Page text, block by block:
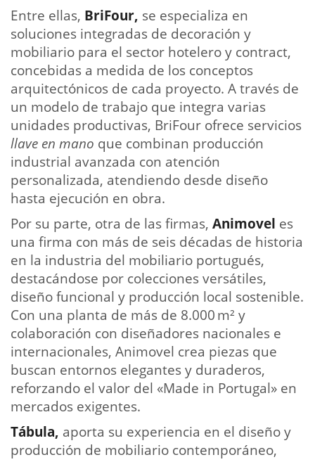
Entre ellas, BriFour, se especializa en
soluciones integradas de decoración y
mobiliario para el sector hotelero y contract,
concebidas a medida de los conceptos
arquitectónicos de cada proyecto. A través de
un modelo de trabajo que integra varias
unidades productivas, BriFour ofrece servicios
llave en mano que combinan producción
industrial avanzada con atención
personalizada, atendiendo desde diseño
hasta ejecución en obra.
Por su parte, otra de las firmas, Animovel es
una firma con más de seis décadas de historia
en la industria del mobiliario portugués,
destacándose por colecciones versátiles,
diseño funcional y producción local sostenible.
Con una planta de más de 8.000 m² y
colaboración con diseñadores nacionales e
internacionales, Animovel crea piezas que
buscan entornos elegantes y duraderos,
reforzando el valor del «Made in Portugal» en
mercados exigentes.
Tábula, aporta su experiencia en el diseño y
producción de mobiliario contemporáneo,